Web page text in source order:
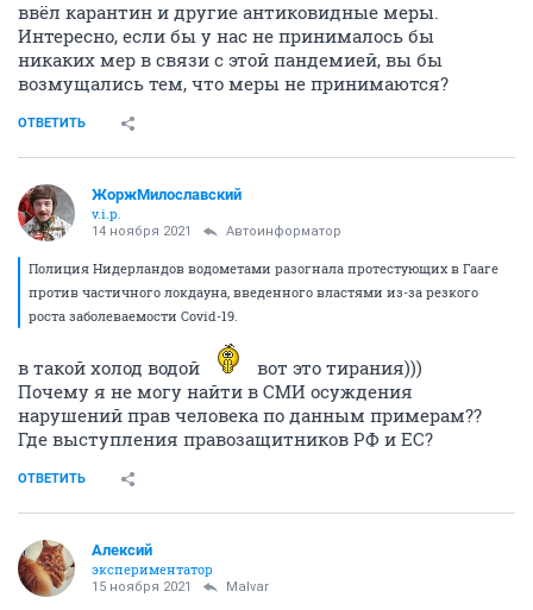
ввёл карантин и другие антиковидные меры.
Интересно, если бы у нас не принималось бы
никаких мер в связи с этой пандемией, вы бы
возмущались тем, что меры не принимаются?
ОТВЕТИТЬ
ЖоржМилославский
v.i.p.
14 ноября 2021 Автоинформатор
Полиция Нидерландов водометами разогнала протестующих в Гааге
против частичного локдауна, введенного властями из-за резкого
роста заболеваемости Covid-19.
в такой холод водой
вот это тирания)))
Почему я не могу найти в СМИ осуждения
нарушений прав человека по данным примерам??
Где выступления правозащитников РФ и ЕС?
ОТВЕТИТЬ
Алексий
экспериментатор
15 ноября 2021 Malvar